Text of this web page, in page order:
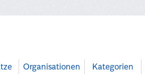
Organisationen Kategorien